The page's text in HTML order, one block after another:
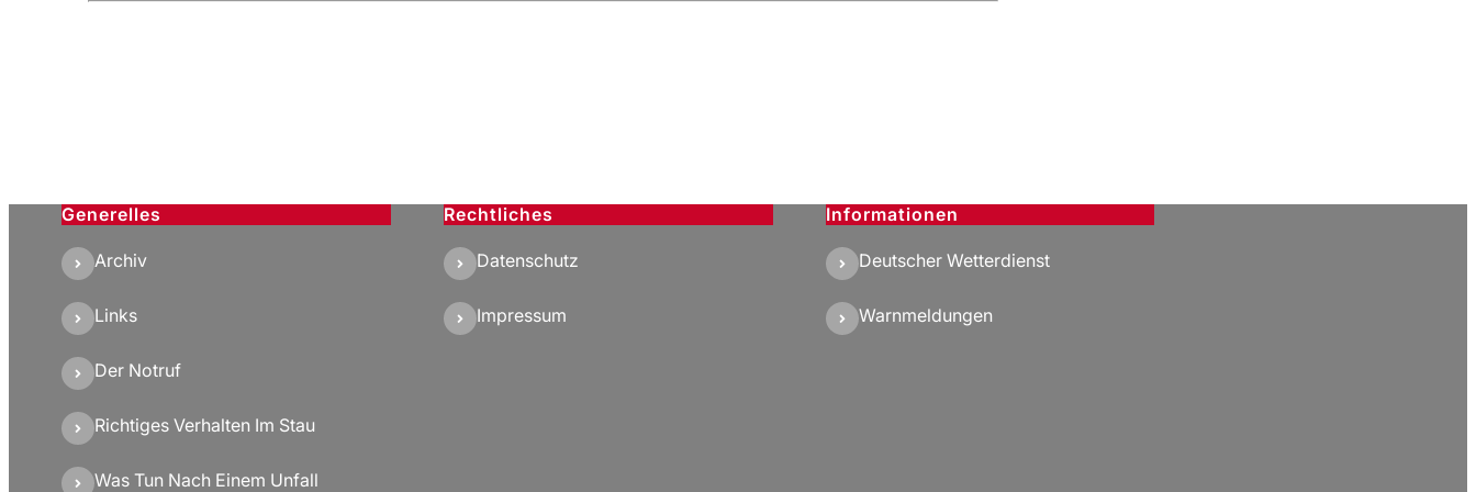
Generelles
Archiv
Links
Der Notruf
Richtiges Verhalten Im Stau
Was Tun Nach Einem Unfall
Rechtliches
Datenschutz
Impressum
Informationen
Deutscher Wetterdienst
Warnmeldungen